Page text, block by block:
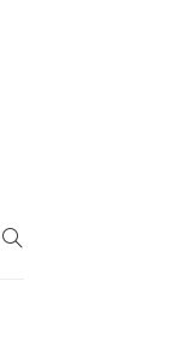
SEARCH
Cart